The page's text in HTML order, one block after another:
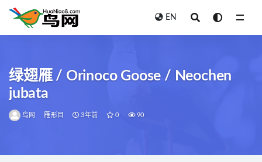
EN
绿翅雁 / Orinoco Goose / Neochen
jubata
鸟网 雁形目 3年前 0 90